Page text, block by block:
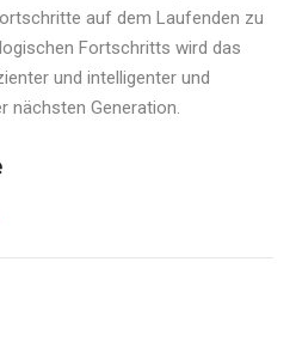
auf dem Laufenden zu
Fortschritts wird das
und intelligenter und
nächsten Generation.